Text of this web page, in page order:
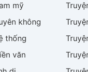
mỹ
không
thống
văn